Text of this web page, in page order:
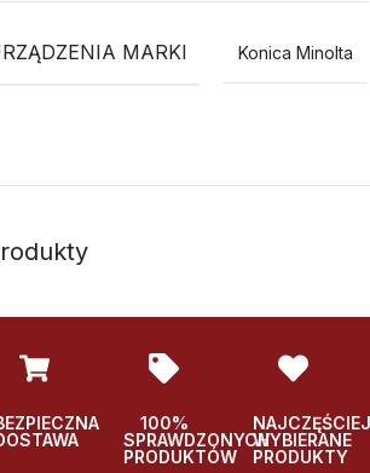
MARKI Konica Minolta
100%
SPRAWDZONYCH
PRODUKTÓW
NAJCZĘŚCIEJ
WYBIERANE
PRODUKTY